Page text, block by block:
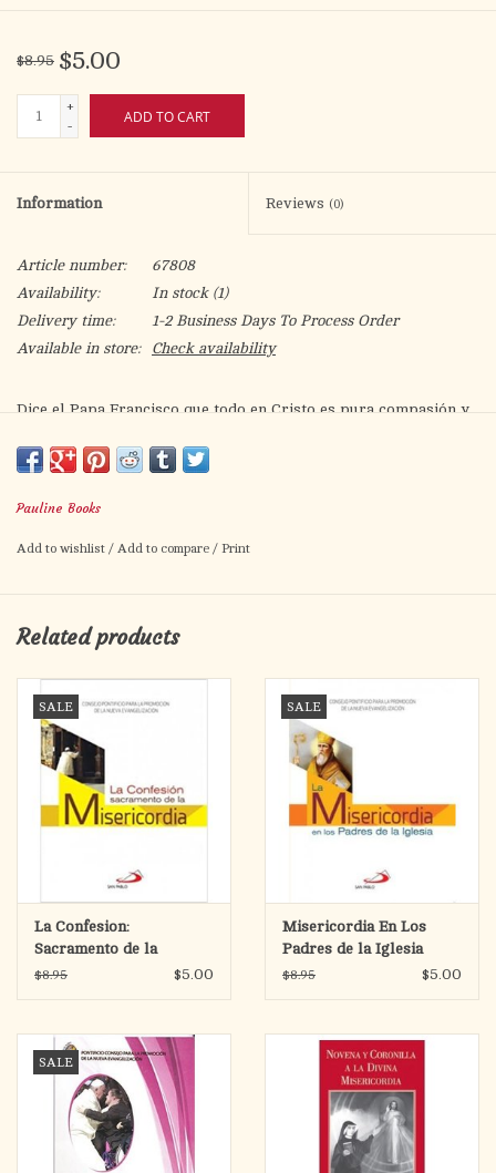
$8.95 $5.00
+
-
ADD TO CART
Information Reviews (0)
Article number:
67808
Availability:
In stock(1)
Delivery time:
1-2 Business Days To Process Order
Available in store:
Check availability
Dice el Papa Francisco que todo en Cristo es pura compasión y
invita a acoger la vida que se expresa en ellas y a déjanos
este valioso instrumento para enriquecer la reflexión personal,
Pauline Books
Add to wishlist / Add to compare / Print
Related products
SALE
La Confesion:
Sacramento de la
Misericordia
$8.95 $5.00
SALE
Misericordia En Los
Padres de la Iglesia
$8.95 $5.00
SALE